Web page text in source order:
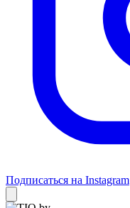
Подписаться на Instagram